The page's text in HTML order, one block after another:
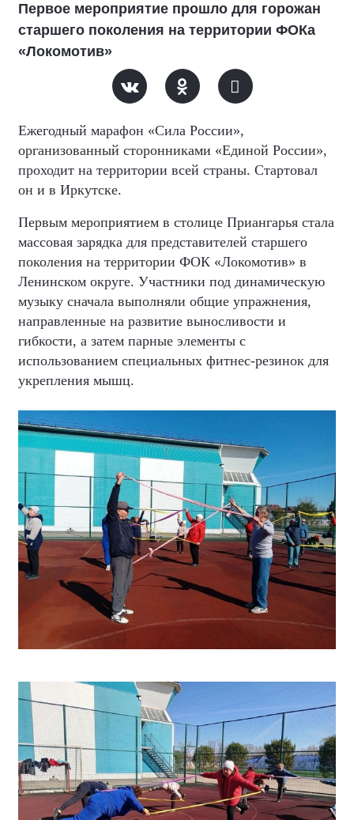
Первое мероприятие прошло для горожан
старшего поколения на территории ФОКа
«Локомотив»
Ежегодный марафон «Сила России»,
организованный сторонниками «Единой России»,
проходит на территории всей страны. Стартовал
он и в Иркутске.
Первым мероприятием в столице Приангарья стала
массовая зарядка для представителей старшего
поколения на территории ФОК «Локомотив» в
Ленинском округе. Участники под динамическую
музыку сначала выполняли общие упражнения,
направленные на развитие выносливости и
гибкости, а затем парные элементы с
использованием специальных фитнес-резинок для
укрепления мышц.